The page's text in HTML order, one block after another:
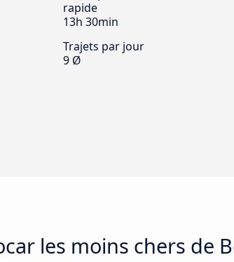
rapide
13h 30min
Trajets par jour
9 Ø
les moins chers de